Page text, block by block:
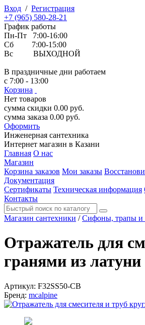
Вход / Регистрация
+7 (965) 580-28-21
График работы
Пн-Пт 7:00-16:00
Сб 7:00-15:00
Вс ВЫХОДНОЙ
В праздничные дни работаем
с 7:00 - 13:00
Корзина
Нет товаров
сумма скидки 0.00 руб.
сумма заказа 0.00 руб.
Оформить
Инженерная сантехника
Интернет магазин в Казани
Главная О нас
Магазин
Корзина заказов Мои заказы
Документация
Сертификаты Техническая информация
Контакты
Магазин сантехники / Сифоны, трапы и
Отражатель для
гранями из
Артикул: F32SS50-CB
Бренд: mcalpine